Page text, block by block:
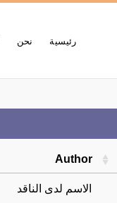
رئيسية نحن
Author
الاسم لدى الناقد